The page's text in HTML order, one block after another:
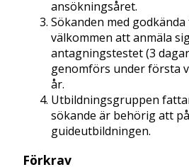
ansökningsåret.
Sökanden med
välkommen att anmäla
antagningstestet (3
genomförs under första
år.
Utbildningsgruppen
sökande är behörig att
guideutbildningen.
Förkrav